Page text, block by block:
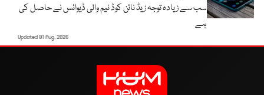
سب سے زیادہ توجہ زیڈ نائن کوڈ نیم والی ڈیوائس نے حاصل کی
ہے
Updated 01 Aug, 2026